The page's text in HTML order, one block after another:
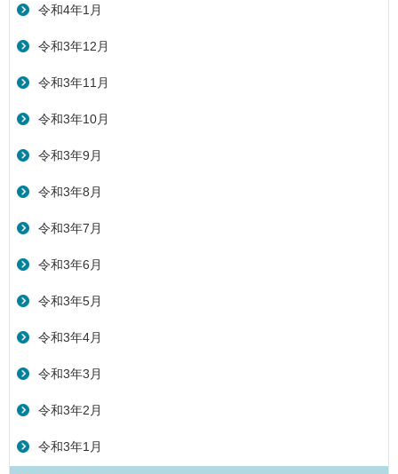
令和4年1月
令和3年12月
令和3年11月
令和3年10月
令和3年9月
令和3年8月
令和3年7月
令和3年6月
令和3年5月
令和3年4月
令和3年3月
令和3年2月
令和3年1月